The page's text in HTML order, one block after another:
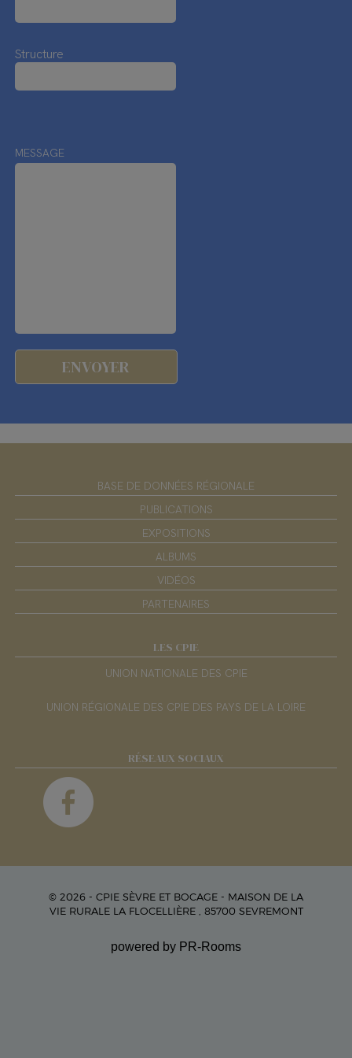
Structure
MESSAGE
BASE DE DONNÉES RÉGIONALE
PUBLICATIONS
EXPOSITIONS
ALBUMS
VIDÉOS
PARTENAIRES
LES CPIE
UNION NATIONALE DES CPIE
UNION RÉGIONALE DES CPIE DES PAYS DE LA LOIRE
RÉSEAUX SOCIAUX
© 2026 - CPIE SÈVRE ET BOCAGE - MAISON DE LA
VIE RURALE LA FLOCELLIÈRE , 85700 SEVREMONT
powered by PR-Rooms